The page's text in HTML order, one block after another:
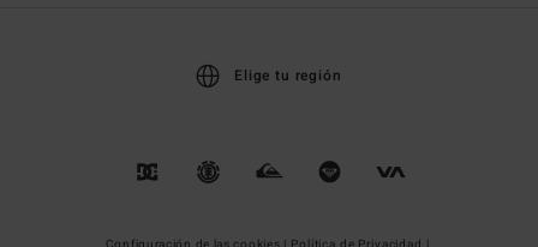
Elige tu región